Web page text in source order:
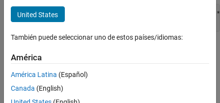
Configure C/C++ S-Function Features
ssWriteRTWScalarParam
Syntax
Arguments
int_T ssWriteRTWScalarParam(SimStruct *S,  const char_T
S
SimStruct that represents an
United States
También puede seleccionar uno de estos países/idiomas:
América
América Latina (Español)
Canada (English)